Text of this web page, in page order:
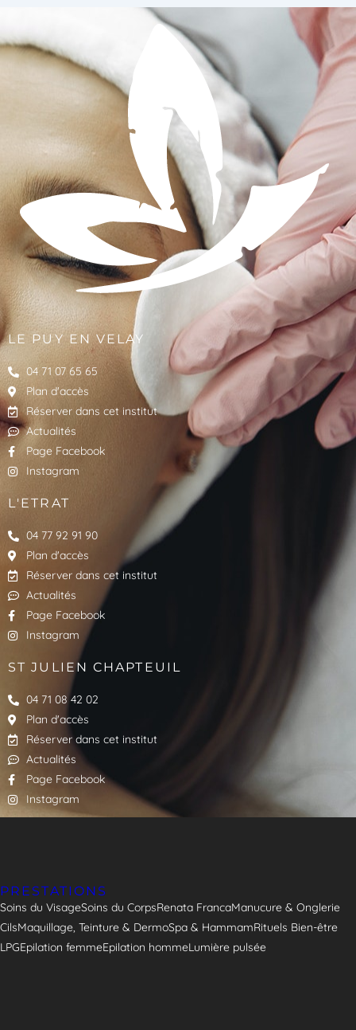
LE PUY EN VELAY
04 71 07 65 65
Plan d'accès
Réserver dans cet institut
Actualités
Page Facebook
Instagram
L'ETRAT
04 77 92 91 90
Plan d'accès
Réserver dans cet institut
Actualités
Page Facebook
Instagram
ST JULIEN CHAPTEUIL
04 71 08 42 02
Plan d'accès
Réserver dans cet institut
Actualités
Page Facebook
Instagram
PRESTATIONS
Soins du VisageSoins du CorpsRenata FrancaManucure & Onglerie
CilsMaquillage, Teinture & DermoSpa & HammamRituels Bien-être
LPGEpilation femmeEpilation hommeLumière pulsée